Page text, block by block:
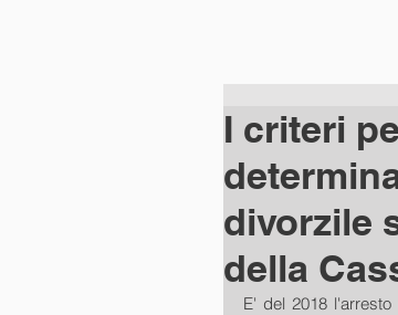
I criteri
divorzile
della
E' del 2018